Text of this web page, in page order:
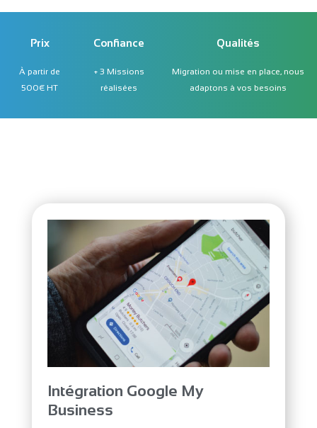
Prix
À partir de
500€ HT
Confiance
+ 3 Missions
réalisées
Qualités
Migration ou mise en place, nous
adaptons à vos besoins
Intégration Google My
Business